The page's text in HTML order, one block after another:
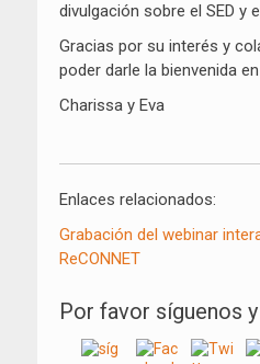
divulgación sobre el SED y
Gracias por su interés y
poder darle la bienvenida
Charissa y Eva
Enlaces relacionados:
Grabación del webinar
ReCONNET
Por favor síguenos